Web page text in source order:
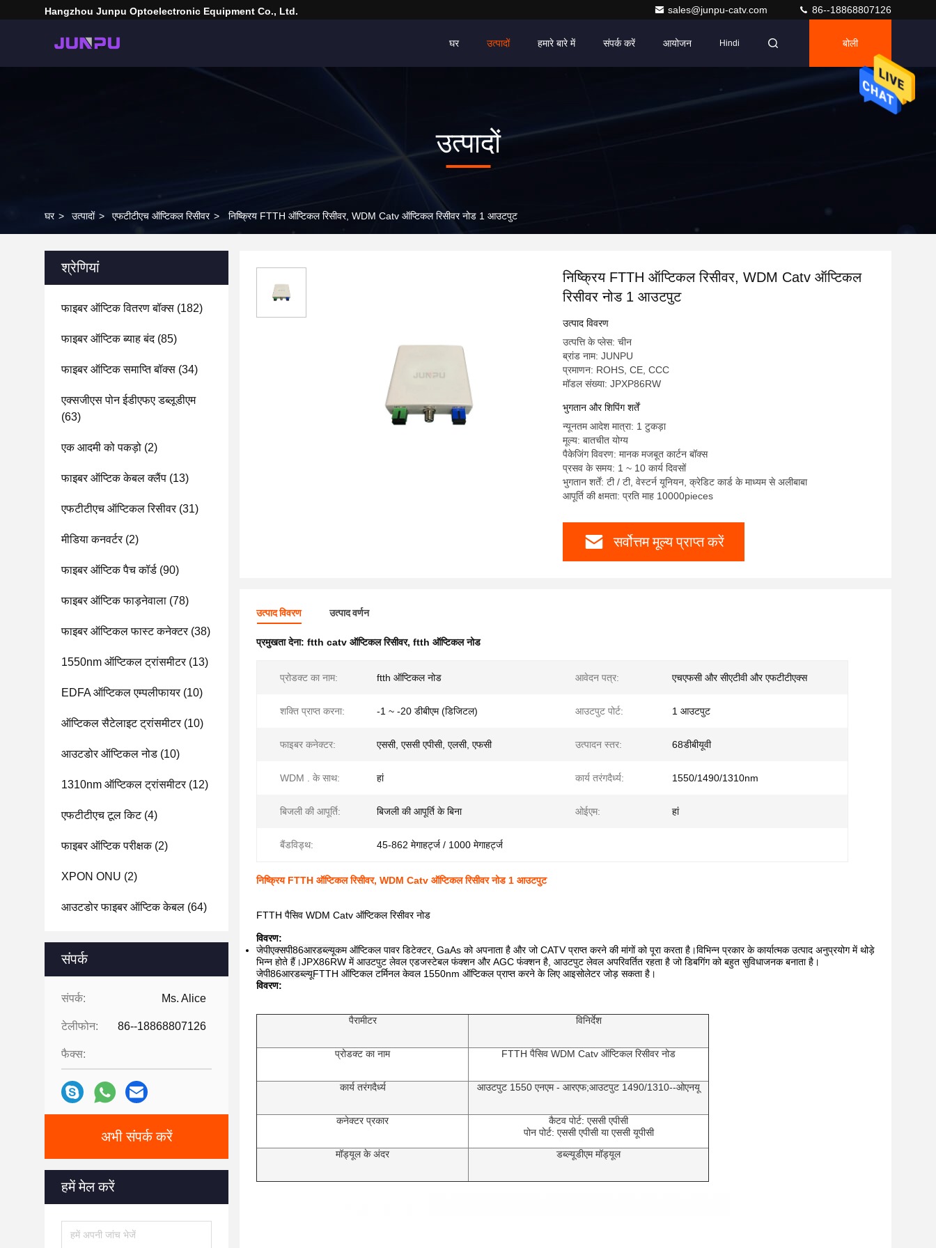
Hangzhou Junpu Optoelectronic Equipment Co., Ltd. sales@junpu-catv.com 86--18868807126
घर उत्पादों हमारे बारे में संपर्क करें आयोजन Hindi बोली
उत्पादों
घर > उत्पादों > एफटीटीएच ऑप्टिकल रिसीवर > निष्क्रिय FTTH ऑप्टिकल रिसीवर, WDM Catv ऑप्टिकल रिसीवर नोड 1 आउटपुट
श्रेणियां
फाइबर ऑप्टिक वितरण बॉक्स (182)
फाइबर ऑप्टिक ब्याह बंद(85)
फाइबर ऑप्टिक समाप्ति बॉक्स (34)
एक्सजीएस पोन ईडीएफए डब्लूडीएम
(63)
एक आदमी को पकड़ो (2)
फाइबर ऑप्टिक केबल क्लैंप (13)
एफटीटीएच ऑप्टिकल रिसीवर(31)
मीडिया कनवर्टर(2)
फाइबर ऑप्टिक पैच कॉर्ड (90)
फाइबर ऑप्टिक फाड़नेवाला (78)
फाइबर ऑप्टिकल फास्ट कनेक्टर(38)
1550nm ऑप्टिकल ट्रांसमीटर(13)
EDFA ऑप्टिकल एम्पलीफायर(10)
ऑप्टिकल सैटेलाइट ट्रांसमीटर(10)
आउटडोर ऑप्टिकल नोड (10)
1310nm ऑप्टिकल ट्रांसमीटर(12)
एफटीटीएच टूल किट(4)
फाइबर ऑप्टिक परीक्षक(2)
XPON ONU (2)
आउटडोर फाइबर ऑप्टिक केबल (64)
संपर्क
संपर्क: Ms. Alice
टेलीफोन: 86--18868807126
फैक्स:
अभी संपर्क करें
हमें मेल करें
निष्क्रिय FTTH ऑप्टिकल रिसीवर, WDM Catv ऑप्टिकल
रिसीवर नोड 1 आउटपुट
उत्पाद विवरण
उत्पत्ति के प्लेस: चीन
ब्रांड नाम: JUNPU
प्रमाणन: ROHS, CE, CCC
मॉडल संख्या: JPXP86RW
भुगतान और शिपिंग शर्तें
न्यूनतम आदेश मात्रा: 1 टुकड़ा
मूल्य: बातचीत योग्य
पैकेजिंग विवरण: मानक मजबूत कार्टन बॉक्स
प्रसव के समय: 1 ~ 10 कार्य दिवसों
भुगतान शर्तें: टी / टी, वेस्टर्न यूनियन, क्रेडिट कार्ड के माध्यम से अलीबाबा
आपूर्ति की क्षमता: प्रति माह 10000pieces
सर्वोत्तम मूल्य प्राप्त करें
उत्पाद विवरण उत्पाद वर्णन
प्रमुखता देना: ftth catv ऑप्टिकल रिसीवर, ftth ऑप्टिकल नोड
प्रोडक्ट का नाम: ftth ऑप्टिकल नोड आवेदन पत्र: एचएफसी और सीएटीवी और एफटीटीएक्स
शक्ति प्राप्त करना: -1 ~ -20 डीबीएम (डिजिटल) आउटपुट पोर्ट: 1 आउटपुट
फाइबर कनेक्टर: एससी, एससी एपीसी, एलसी, एफसी उत्पादन स्तर: 68डीबीयूवी
WDM . के साथ: हां कार्य तरंगदैर्ध्य: 1550/1490/1310nm
बिजली की आपूर्ति: बिजली की आपूर्ति के बिना ओईएम: हां
बैंडविड्थ: 45-862 मेगाहर्ट्ज / 1000 मेगाहर्ट्ज
निष्क्रिय FTTH ऑप्टिकल रिसीवर, WDM Catv ऑप्टिकल रिसीवर नोड 1 आउटपुट
FTTH पैसिव WDM Catv ऑप्टिकल रिसीवर नोड
विवरण:
जेपीएक्सपी86आरडब्ल्यूकम ऑप्टिकल पावर डिटेक्टर, GaAs को अपनाता है और जो CATV प्राप्त करने की मांगों को पूरा करता है।विभिन्न प्रकार के कार्यात्मक उत्पाद अनुप्रयोग में थोड़े
भिन्न होते हैं।JPX86RW में आउटपुट लेवल एडजस्टेबल फंक्शन और AGC फंक्शन है, आउटपुट लेवल अपरिवर्तित रहता है जो डिबगिंग को बहुत सुविधाजनक बनाता है।
जेपी86आरडब्ल्यूFTTH ऑप्टिकल टर्मिनल केवल 1550nm ऑप्टिकल प्राप्त करने के लिए आइसोलेटर जोड़ सकता है।
विवरण:
पैरामीटर विनिर्देश
प्रोडक्ट का नाम FTTH पैसिव WDM Catv ऑप्टिकल रिसीवर नोड
कार्य तरंगदैर्ध्य आउटपुट 1550 एनएम - आरएफ;आउटपुट 1490/1310--ओएनयू
कनेक्टर प्रकार
कैटव पोर्ट: एससी एपीसी
पोन पोर्ट: एससी एपीसी या एससी यूपीसी
मॉड्यूल के अंदर
डब्ल्यूडीएम मॉड्यूल